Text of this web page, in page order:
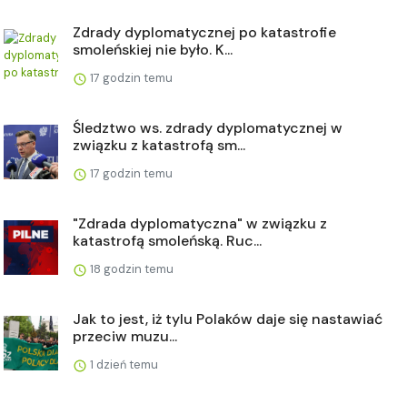
Zdrady dyplomatycznej po katastrofie
smoleńskiej nie było. K...
17 godzin temu
Śledztwo ws. zdrady dyplomatycznej w
związku z katastrofą sm...
17 godzin temu
"Zdrada dyplomatyczna" w związku z
katastrofą smoleńską. Ruc...
18 godzin temu
Jak to jest, iż tylu Polaków daje się nastawiać
przeciw muzu...
1 dzień temu